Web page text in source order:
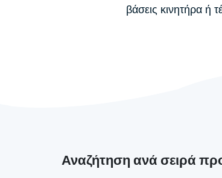
βάσεις κινητήρα ή
Αναζήτηση ανά σειρά